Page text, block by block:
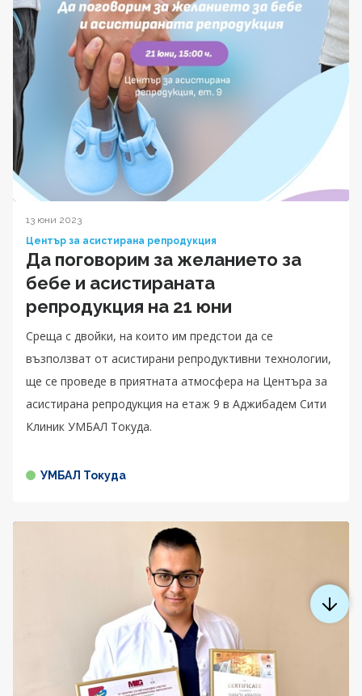
13 юни 2023
Център за асистирана репродукция
Да поговорим за желанието за
бебе и асистираната
репродукция на 21 юни
Среща с двойки, на които им предстои да се
възползват от асистирани репродуктивни технологии,
ще се проведе в приятната атмосфера на Центъра за
асистирана репродукция на етаж 9 в Аджибадем Сити
Клиник УМБАЛ Токуда.
УМБАЛ Токуда